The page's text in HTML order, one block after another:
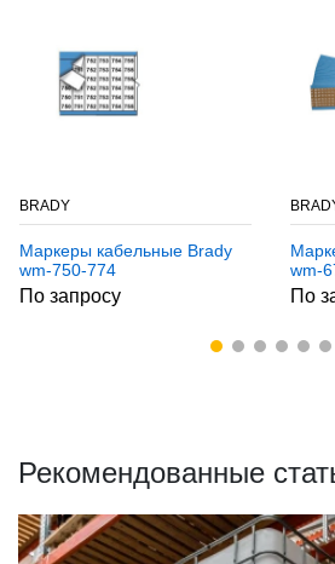
BRADY
Маркеры кабельные Brady
wm-750-774
По запросу
wm-
По
Рекомендованные